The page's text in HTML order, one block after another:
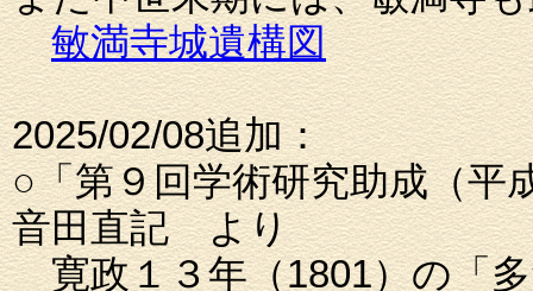
敏満寺城遺構図
2025/02/08追加：
○「第９回学術研究助成（
音田直記 より
寛政１３年（1801）の「多